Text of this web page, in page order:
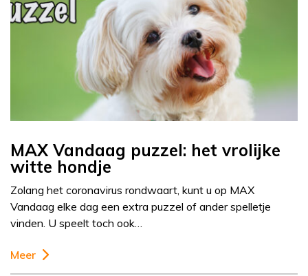
MAX Vandaag puzzel: het vrolijke
witte hondje
Zolang het coronavirus rondwaart, kunt u op MAX
Vandaag elke dag een extra puzzel of ander spelletje
vinden. U speelt toch ook…
Meer